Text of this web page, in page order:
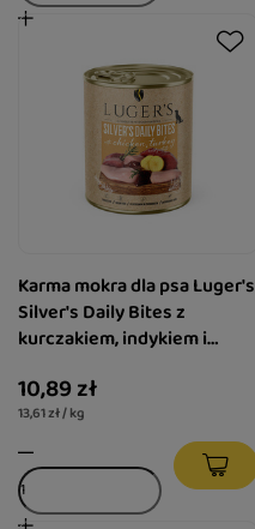
Karma mokra dla psa Luger's
Silver's Daily Bites z
kurczakiem, indykiem i
10,89 zł
13,61 zł / kg